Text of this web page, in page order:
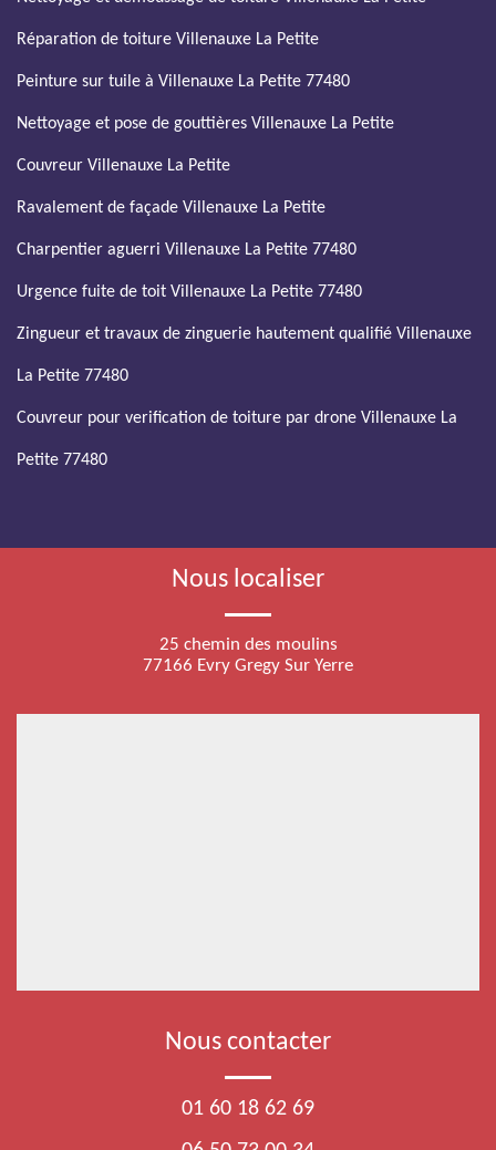
Réparation de toiture Villenauxe La Petite
Peinture sur tuile à Villenauxe La Petite 77480
Nettoyage et pose de gouttières Villenauxe La Petite
Couvreur Villenauxe La Petite
Ravalement de façade Villenauxe La Petite
Charpentier aguerri Villenauxe La Petite 77480
Urgence fuite de toit Villenauxe La Petite 77480
Zingueur et travaux de zinguerie hautement qualifié Villenauxe
La Petite 77480
Couvreur pour verification de toiture par drone Villenauxe La
Petite 77480
Nous localiser
25 chemin des moulins
77166 Evry Gregy Sur Yerre
Nous contacter
01 60 18 62 69